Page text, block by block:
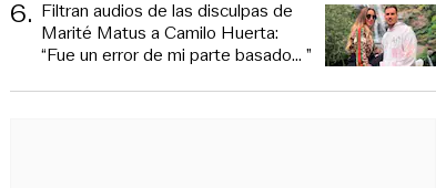
6. Filtran audios de las disculpas de
Marité Matus a Camilo Huerta:
“Fue un error de mi parte basado... ”